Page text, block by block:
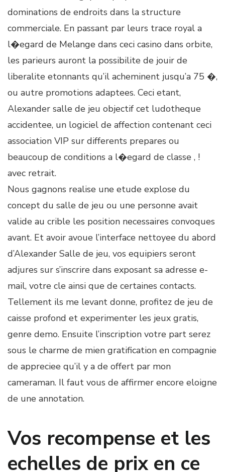
dominations de endroits dans la structure
commerciale. En passant par leurs trace royal a
l�egard de Melange dans ceci casino dans orbite,
les parieurs auront la possibilite de jouir de
liberalite etonnants qu’il acheminent jusqu’a 75 �,
ou autre promotions adaptees. Ceci etant,
Alexander salle de jeu objectif cet ludotheque
accidentee, un logiciel de affection contenant ceci
association VIP sur differents prepares ou
beaucoup de conditions a l�egard de classe , !
avec retrait.
Nous gagnons realise une etude explose du
concept du salle de jeu ou une personne avait
valide au crible les position necessaires convoques
avant. Et avoir avoue l’interface nettoyee du abord
d’Alexander Salle de jeu, vos equipiers seront
adjures sur s’inscrire dans exposant sa adresse e-
mail, votre cle ainsi que de certaines contacts.
Tellement ils me levant donne, profitez de jeu de
caisse profond et experimenter les jeux gratis,
genre demo. Ensuite l’inscription votre part serez
sous le charme de mien gratification en compagnie
de appreciee qu’il y a de offert par mon
cameraman. Il faut vous de affirmer encore eloigne
de une annotation.
Vos recompense et les
echelles de prix en ce